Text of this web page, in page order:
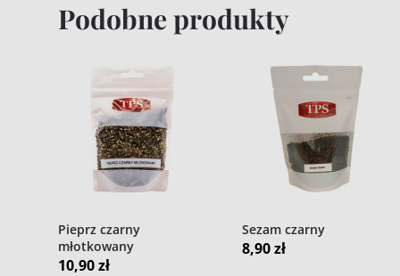
Podobne produkty
Pieprz czarny
młotkowany
10,90zł
Sezam czarny
8,90zł